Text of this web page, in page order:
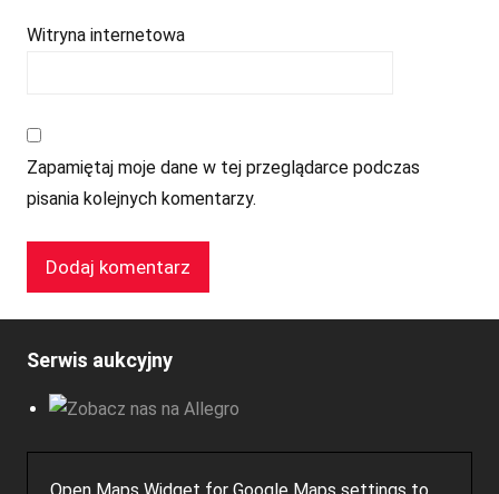
Witryna internetowa
Zapamiętaj moje dane w tej przeglądarce podczas
pisania kolejnych komentarzy.
Serwis aukcyjny